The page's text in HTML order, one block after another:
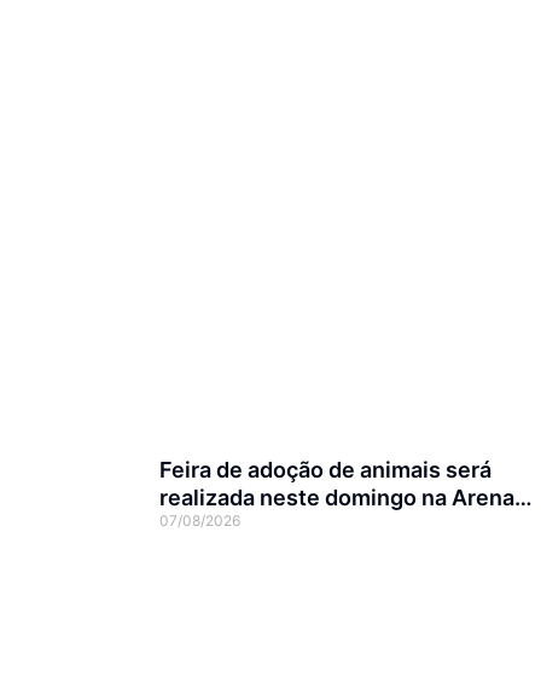
Feira de adoção de animais será
realizada neste domingo na Arena
Joinville
07/08/2026